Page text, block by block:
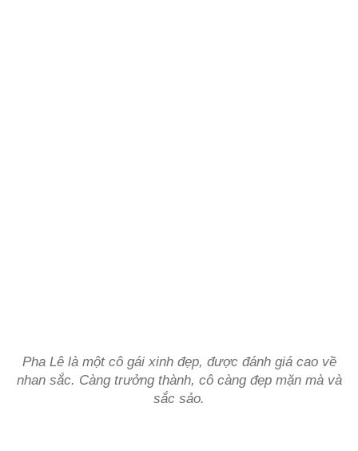
Pha Lê là một cô gái xinh đẹp, được đánh giá cao về
nhan sắc. Càng trưởng thành, cô càng đẹp mặn mà và
sắc sảo.